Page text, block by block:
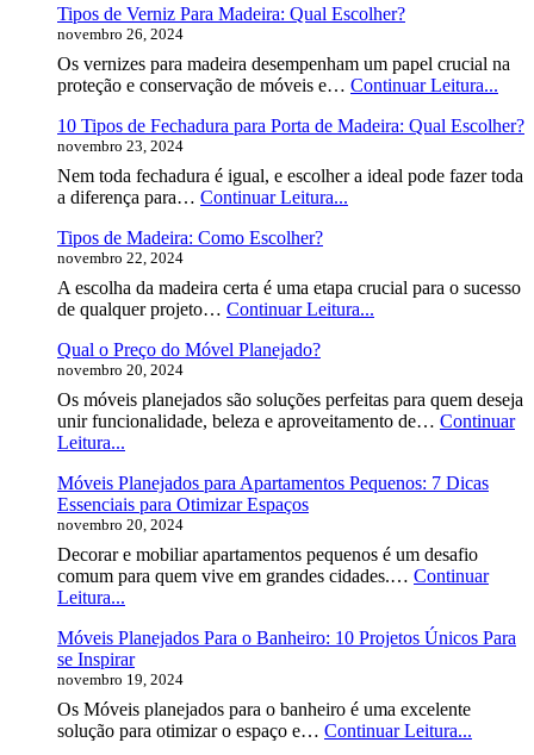
Tipos de Verniz Para Madeira: Qual Escolher?
novembro 26, 2024
Os vernizes para madeira desempenham um papel crucial na
proteção e conservação de móveis e… Continuar Leitura...
10 Tipos de Fechadura para Porta de Madeira: Qual Escolher?
novembro 23, 2024
Nem toda fechadura é igual, e escolher a ideal pode fazer toda
a diferença para… Continuar Leitura...
para
Porta
de
Escolher?
Tipos de Madeira: Como Escolher?
novembro 22, 2024
A escolha da madeira certa é uma etapa crucial para o sucesso
de qualquer projeto… Continuar Leitura...
Escolher?
Qual o Preço do Móvel Planejado?
novembro 20, 2024
Os móveis planejados são soluções perfeitas para quem deseja
unir funcionalidade, beleza e aproveitamento de… Continuar
Leitura...
Preço
do
Móvel
Planejado?
Móveis Planejados para Apartamentos Pequenos: 7 Dicas
Essenciais para Otimizar Espaços
novembro 20, 2024
Decorar e mobiliar apartamentos pequenos é um desafio
comum para quem vive em grandes cidades.… Continuar
Leitura...
para
Apartamentos
Pequenos:
7
Dicas
Móveis Planejados Para o Banheiro: 10 Projetos Únicos Para
se Inspirar
novembro 19, 2024
Os Móveis planejados para o banheiro é uma excelente
solução para otimizar o espaço e… Continuar Leitura...